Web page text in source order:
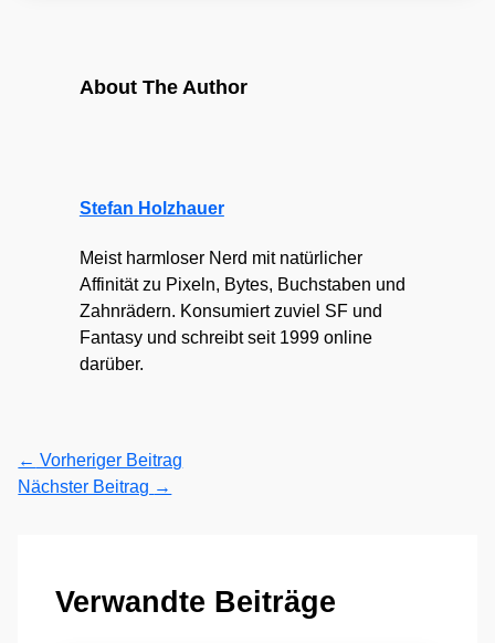
About The Author
Stefan Holzhauer
Meist harmloser Nerd mit natürlicher
Affinität zu Pixeln, Bytes, Buchstaben und
Zahnrädern. Konsumiert zuviel SF und
Fantasy und schreibt seit 1999 online
darüber.
← Vorheriger Beitrag
Nächster Beitrag →
Verwandte Beiträge